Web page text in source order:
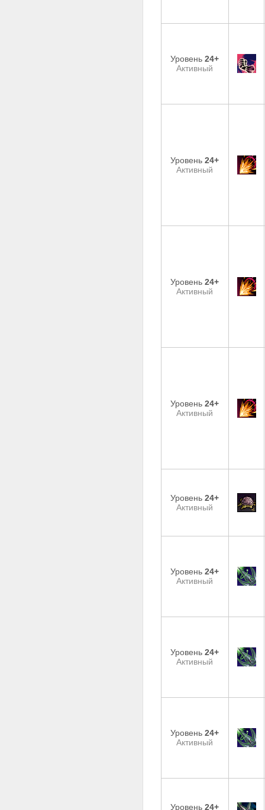
Уровень24+
Активный
Уровень24+
Активный
Уровень24+
Активный
Уровень24+
Активный
Уровень24+
Активный
Уровень24+
Активный
Уровень24+
Активный
Уровень24+
Активный
Уровень24+